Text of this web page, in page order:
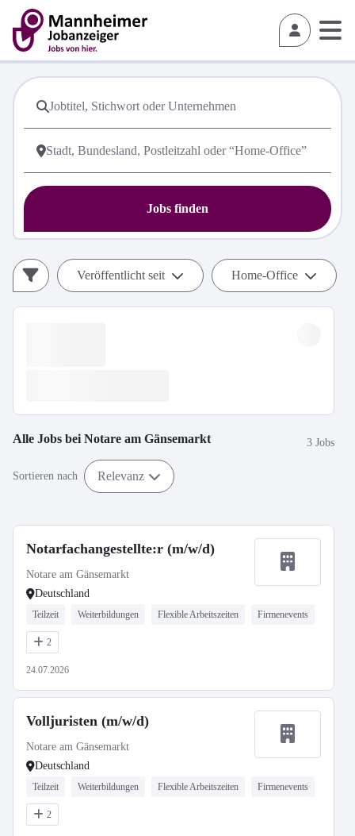
Jobs finden
Veröffentlicht seit Home-Office
Alle Jobs bei Notare am Gänsemarkt 3 Jobs
Sortieren nach Relevanz
Notarfachangestellte:r (m/w/d)
Notare am Gänsemarkt
Deutschland
Teilzeit Weiterbildungen Flexible Arbeitszeiten Firmenevents
2
24.07.2026
Volljuristen (m/w/d)
Notare am Gänsemarkt
Deutschland
Teilzeit Weiterbildungen Flexible Arbeitszeiten Firmenevents
2